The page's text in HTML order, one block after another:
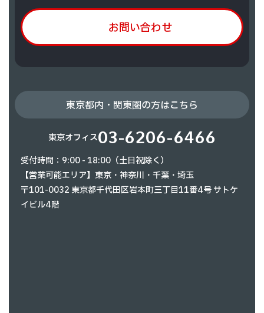
お問い合わせ
東京都内・関東圏の方はこちら
東京オフィス03-6206-6466
受付時間：9:00 - 18:00（土日祝除く）
【営業可能エリア】東京・神奈川・千葉・埼玉
〒101-0032 東京都千代田区岩本町三丁目11番4号 サトケ
イビル4階